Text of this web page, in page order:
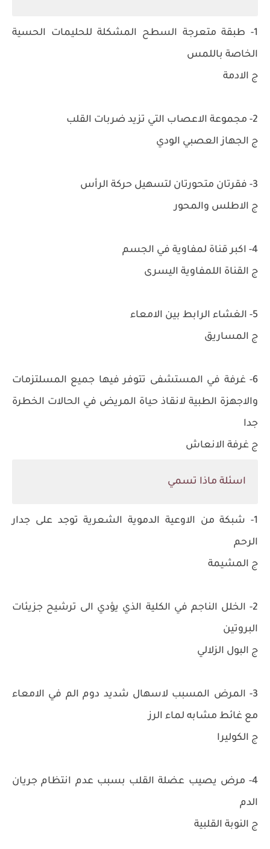
1- طبقة متعرجة السطح المشكلة للحليمات الحسية
الخاصة باللمس
ج الادمة
2- مجموعة الاعصاب التي تزيد ضربات القلب
ج الجهاز العصبي الودي
3- فقرتان متحورتان لتسهيل حركة الرأس
ج الاطلس والمحور
4- اكبر قناة لمفاوية في الجسم
ج القناة اللمفاوية اليسرى
5- الغشاء الرابط بين الامعاء
ج المساريق
6- غرفة في المستشفى تتوفر فيها جميع المسلتزمات
والاجهزة الطبية لانقاذ حياة المريض في الحالات الخطرة
جدا
ج غرفة الانعاش
اسئلة ماذا تسمي
1- شبكة من الاوعية الدموية الشعرية توجد على جدار
الرحم
ج المشيمة
2- الخلل الناجم في الكلية الذي يؤدي الى ترشيح جزيئات
البروتين
ج البول الزلالي
3- المرض المسبب لاسهال شديد دوم الم في الامعاء
مع غائط مشابه لماء الرز
ج الكوليرا
4- مرض يصيب عضلة القلب بسبب عدم انتظام جريان
الدم
ج النوبة القلبية